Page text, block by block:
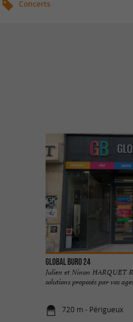
Concerts
Global Buro 24
Julien et Ninon HARQUET
solutions proposés par vos
720 m - Périgueux